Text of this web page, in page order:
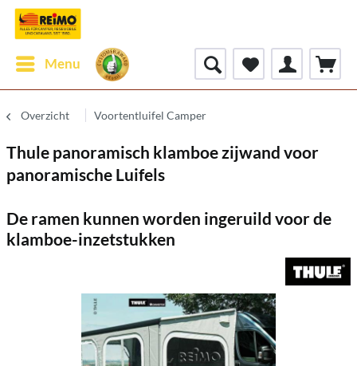
Menu
Overzicht Voortentluifel Camper
Thule panoramisch klamboe zijwand voor
panoramische Luifels
De ramen kunnen worden ingeruild voor de
klamboe-inzetstukken